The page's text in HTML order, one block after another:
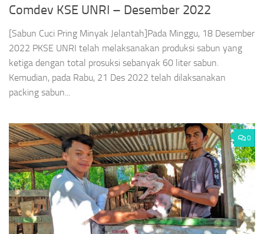
Comdev KSE UNRI – Desember 2022
[Sabun Cuci Pring Minyak Jelantah]Pada Minggu, 18 Desember
2022 PKSE UNRI telah melaksanakan produksi sabun yang
ketiga dengan total prosuksi sebanyak 60 liter sabun.
Kemudian, pada Rabu, 21 Des 2022 telah dilaksanakan
packing sabun...
0